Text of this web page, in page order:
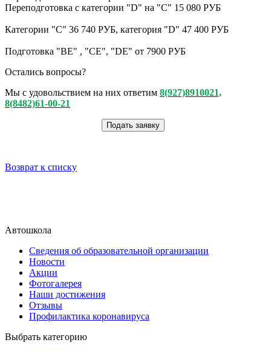
Переподготовка с категории "D" на "C" 15 080 РУБ
Категории "С" 36 740 РУБ, категория "D" 47 400 РУБ
Подготовка "ВЕ" , "СЕ", "DE" от 7900 РУБ
Остались вопросы?
Мы с удовольствием на них ответим 8(927)8910021,
8(8482)61-00-21
Возврат к списку
Автошкола
Сведения об образовательной организации
Новости
Акции
Фотогалерея
Наши достижения
Отзывы
Профилактика коронавируса
Выбрать категорию